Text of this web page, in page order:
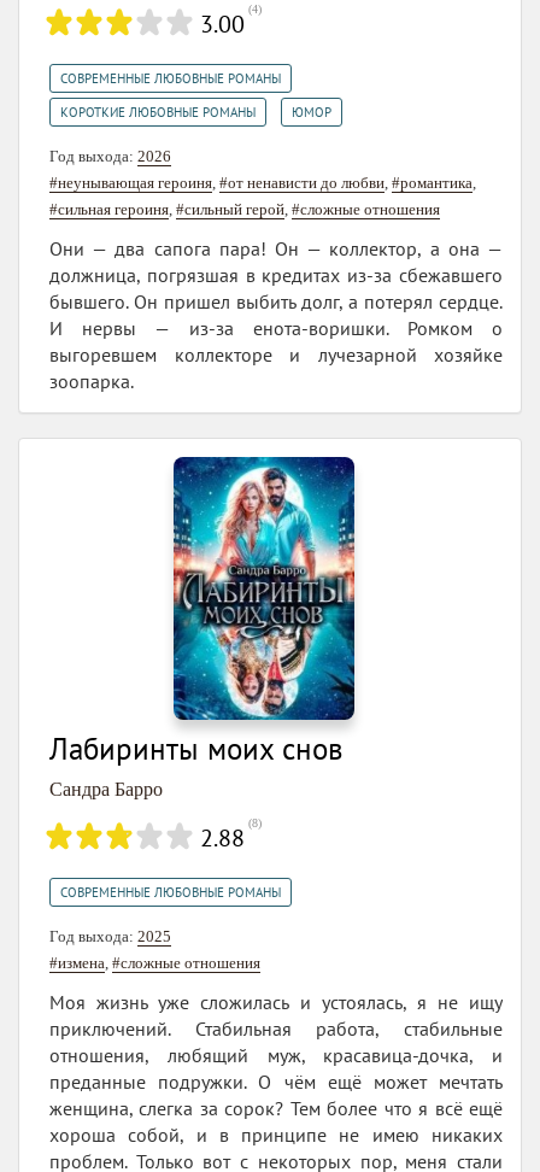
3.00 (4)
СОВРЕМЕННЫЕ ЛЮБОВНЫЕ РОМАНЫ
КОРОТКИЕ ЛЮБОВНЫЕ РОМАНЫ ЮМОР
Год выхода: 2026
#неунывающая героиня #от ненависти до любви #романтика
#сильная героиня #сильный герой #сложные отношения
Они — два сапога пара! Он — коллектор, а она —
должница, погрязшая в кредитах из-за сбежавшего
бывшего. Он пришел выбить долг, а потерял сердце.
И нервы — из-за енота-воришки. Ромком о
выгоревшем коллекторе и лучезарной хозяйке
зоопарка.
Лабиринты моих снов
Сандра Барро
2.88 (8)
СОВРЕМЕННЫЕ ЛЮБОВНЫЕ РОМАНЫ
Год выхода: 2025
#измена #сложные отношения
Моя жизнь уже сложилась и устоялась, я не ищу
приключений. Стабильная работа, стабильные
отношения, любящий муж, красавица-дочка, и
преданные подружки. О чём ещё может мечтать
женщина, слегка за сорок? Тем более что я всё ещё
хороша собой, и в принципе не имею никаких
проблем. Только вот с некоторых пор, меня стали